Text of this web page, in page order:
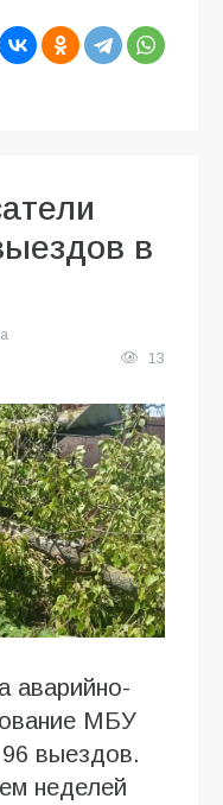
в
13
аварийно-
МБУ
выездов.
неделей